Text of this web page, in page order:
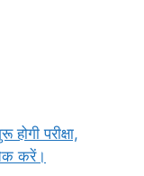
परीक्षा,
करें।